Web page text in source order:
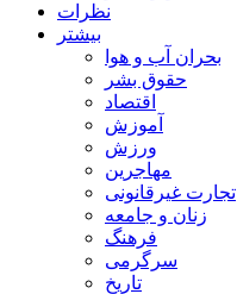
نظرات
بیشتر
بحران آب و هوا
حقوق بشر
اقتصاد
آموزش
ورزش
مهاجرین
تجارت غیرقانونی
زنان و جامعه
فرهنگ
سرگرمی
تاریخ